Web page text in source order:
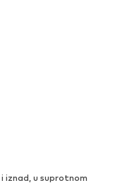
iznad, u suprotnom